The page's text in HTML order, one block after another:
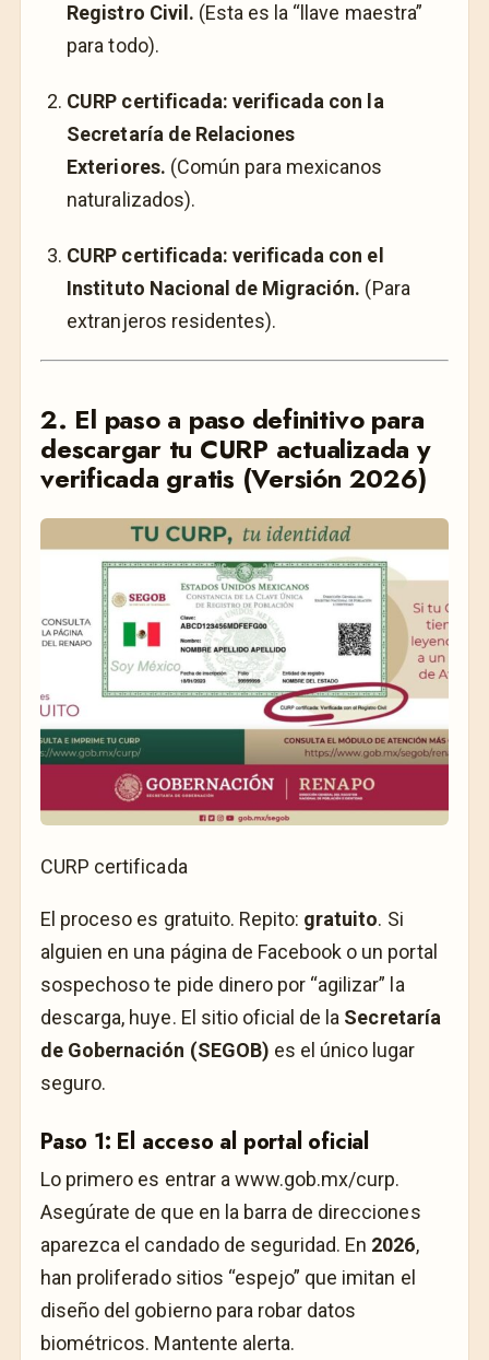
Registro Civil. (Esta es la “llave maestra”
para todo).
CURP certificada: verificada con la
Secretaría de Relaciones
Exteriores. (Común para mexicanos
naturalizados).
CURP certificada: verificada con el
Instituto Nacional de Migración. (Para
extranjeros residentes).
2. El paso a paso definitivo para
descargar tu CURP actualizada y
verificada gratis (Versión 2026)
CURP certificada
El proceso es gratuito. Repito: gratuito. Si
alguien en una página de Facebook o un portal
sospechoso te pide dinero por “agilizar” la
descarga, huye. El sitio oficial de la Secretaría
de Gobernación (SEGOB) es el único lugar
seguro.
Paso 1: El acceso al portal oficial
Lo primero es entrar a www.gob.mx/curp.
Asegúrate de que en la barra de direcciones
aparezca el candado de seguridad. En 2026,
han proliferado sitios “espejo” que imitan el
diseño del gobierno para robar datos
biométricos. Mantente alerta.